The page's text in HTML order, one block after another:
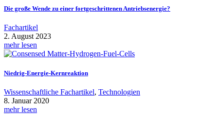
Die große Wende zu einer fortgeschrittenen Antriebsenergie?
Fachartikel
2. August 2023
mehr lesen
Niedrig-Energie-Kernreaktion
Wissenschaftliche Fachartikel, Technologien
8. Januar 2020
mehr lesen